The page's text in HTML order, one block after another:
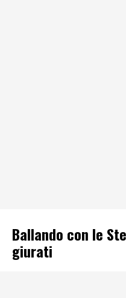
Ballando con le
giurati